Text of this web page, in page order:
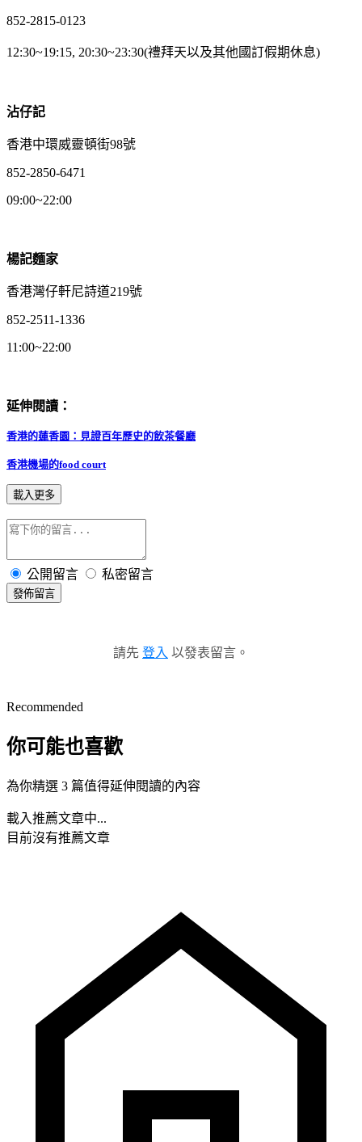
852-2815-0123
12:30~19:15, 20:30~23:30(禮拜天以及其他國訂假期休息)
沾仔記
香港中環威靈頓街98號
852-2850-6471
09:00~22:00
楊記麵家
香港灣仔軒尼詩道219號
852-2511-1336
11:00~22:00
延伸閱讀：
香港的蓮香園：見證百年歷史的飲茶餐廳
香港機場的food court
載入更多
公開留言 私密留言
發佈留言
請先 登入 以發表留言。
Recommended
你可能也喜歡
為你精選 3 篇值得延伸閱讀的內容
載入推薦文章中...
目前沒有推薦文章